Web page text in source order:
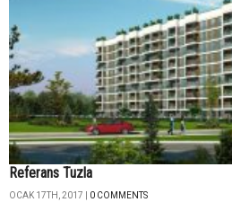
Referans Tuzla
OCAK 17TH, 2017 | 0 COMMENTS